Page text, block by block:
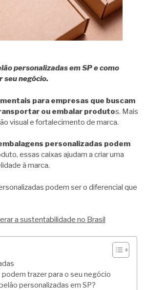
personalizadas em SP e como
seu negócio.
para empresas que buscam
ou embalar produtos. Mais
visual e fortalecimento de marca.
personalizadas podem
essas caixas ajudam a criar uma
à marca.
podem ser o diferencial que
a sustentabilidade no Brasil
trazer para o seu negócio
personalizadas em SP?